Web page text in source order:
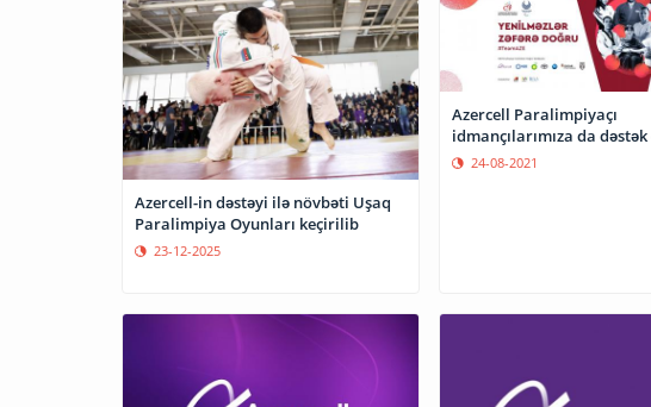
Azercell-in dəstəyi ilə növbəti Uşaq
Paralimpiya Oyunları keçirilib
23-12-2025
Azercell Paralimpiyaçı
idmançılarımıza da
24-08-2021